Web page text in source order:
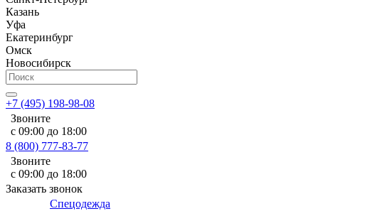
Казань
Уфа
Екатеринбург
Омск
Новосибирск
+7 (495) 198-98-08
Звоните
с 09:00 до 18:00
8 (800) 777-83-77
Звоните
с 09:00 до 18:00
Заказать звонок
Спецодежда